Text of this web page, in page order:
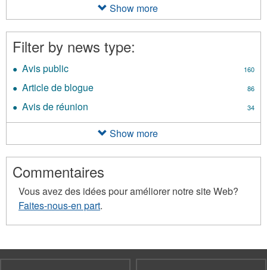
Show more
Filter by news type:
Avis public 160
public
filter
Article de blogue 86
blogue
filter
Avis de réunion 34
de
réunion
filter
Show more
Commentaires
Vous avez des idées pour améliorer notre site Web?
Faites-nous-en part.